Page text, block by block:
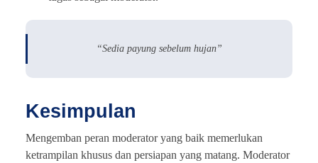
“Sedia payung sebelum hujan”
Kesimpulan
Mengemban peran moderator yang baik memerlukan
ketrampilan khusus dan persiapan yang matang. Moderator